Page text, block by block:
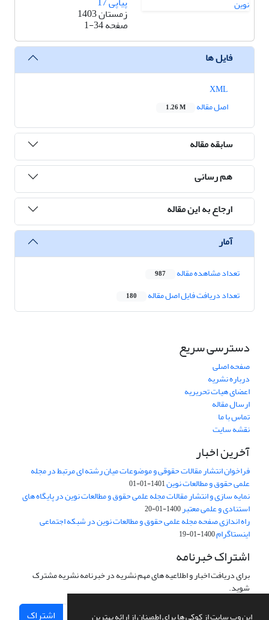
این وب سایت از کوکی ها برای اطمینان از ارائه بهترین
زمستان 1403
صفحه1-34
فایل ها
اصل مقاله
1.26 M
سابقه مقاله
هم رسانی
ارجاع به این مقاله
آمار
تعداد مشاهده مقاله 987
تعداد دریافت فایل اصل مقاله 180
دسترسی سریع
صفحه اصلی
درباره نشریه
اعضای هیات تحریریه
ارسال مقاله
تماس با ما
نقشه سایت
آخرین اخبار
فراخوان انتشار مقالات حقوقی و موضوعات میان رشته ای مرتبط در مجله
علمی حقوق و مطالعات نوین1401-01-01
نمایه سازی و انتشار مقالات مجله علمی حقوق و مطالعات نوین در پایگاه های
استنادی و علمی معتبر1400-01-20
راه اندازی صفحه مجله علمی حقوق و مطالعات نوین در شبکه اجتماعی
اینستاگرام1400-01-19
اشتراک خبرنامه
برای دریافت اخبار و اطلاعیه های مهم نشریه در خبرنامه نشریه مشترک
شوید.
اشتراک